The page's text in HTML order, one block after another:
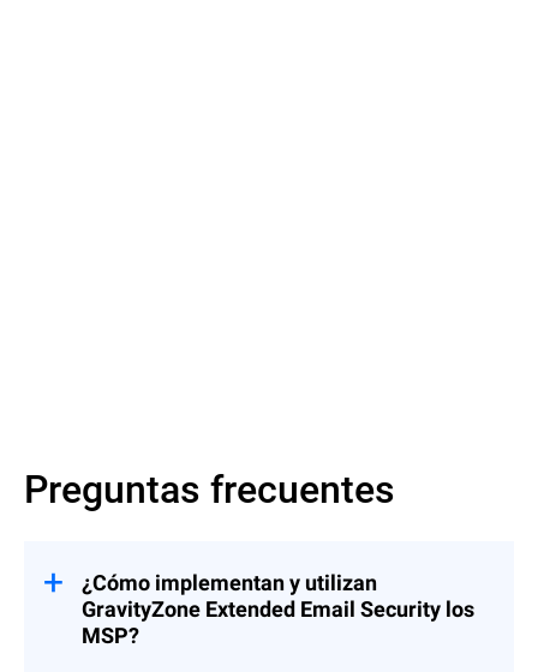
Preguntas frecuentes
¿Cómo implementan y utilizan
GravityZone Extended Email Security los
MSP?